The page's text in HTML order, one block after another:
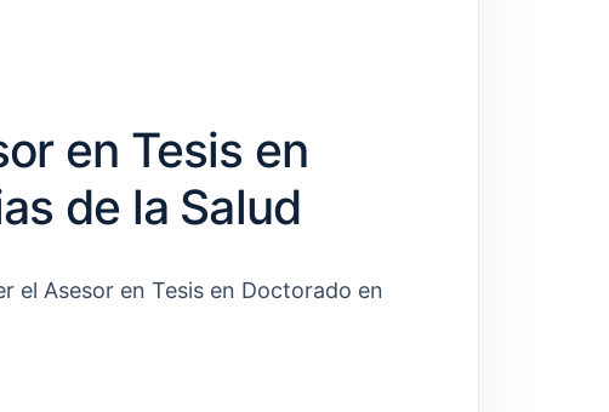
en Tesis en
de la Salud
el Asesor en Tesis en Doctorado en